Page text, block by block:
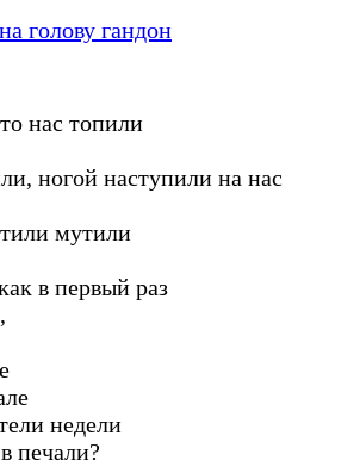
голову гандон
нас топили
ногой наступили на нас
мутили
в первый раз
недели
печали?